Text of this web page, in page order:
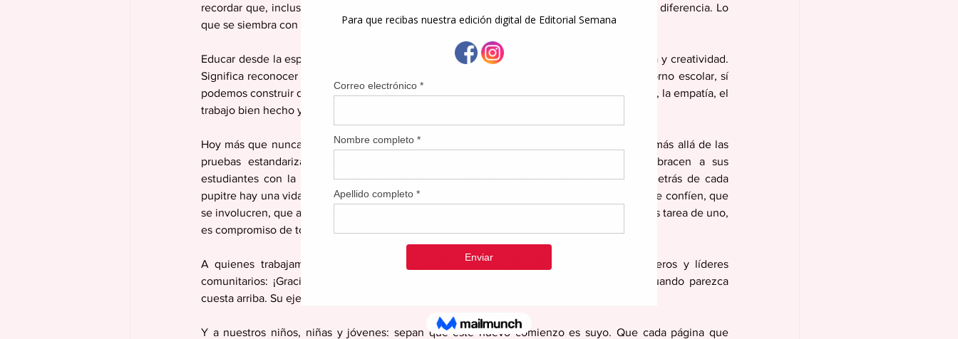
recordar que, incluso con recursos limitados o ante situaciones difíciles, podemos hacer la diferencia. Lo
que se siembra con amor y coherencia, siempre encuentra tierra fértil.
Educar desde la esperanza no significa ignorar los retos. Significa enfrentarlos con valentía y creatividad.
Significa reconocer que, aunque no podemos controlar todo lo que sucede fuera del entorno escolar, sí
podemos construir dentro de nuestras instituciones un microcosmos donde reine el respeto, la empatía, el
trabajo bien hecho y la búsqueda del bien común.
Hoy más que nunca necesitamos educadores que abracen su vocación con fe, que vean más allá de las
pruebas estandarizadas, los informes y los calendarios. Maestros y maestras que abracen a sus
estudiantes con la mirada, que los levanten con palabras, que no olviden nunca que detrás de cada
pupitre hay una vida que puede ser tocada para siempre. También necesitamos familias que confíen, que
se involucren, que acompañen el proceso con presencia y colaboración. La educación no es tarea de uno,
es compromiso de todos.
A quienes trabajamos en escuelas, a los padres, madres, abuelos, voluntarios, consejeros y líderes
comunitarios: ¡Gracias! Gracias por creer, por insistir, por no abandonar la meta, aun cuando parezca
cuesta arriba. Su ejemplo inspira. Su entrega sostiene. Su amor deja huellas.
Y a nuestros niños, niñas y jóvenes: sepan que este nuevo comienzo es suyo. Que cada página que